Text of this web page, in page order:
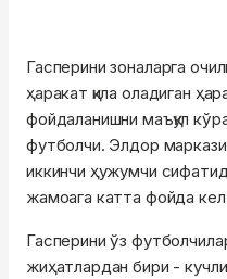
Гасперини зоналарга
ҳаракат қила оладиган
фойдаланишни маъқул
футболчи. Элдор
иккинчи ҳужумчи
жамоага катта фойда
Гасперини ўз
жиҳатлардан бири -